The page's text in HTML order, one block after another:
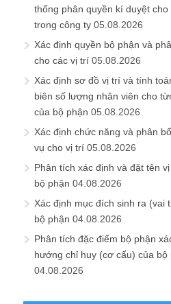
thống phân quyền kí duyệt cho
trong công ty 05.08.2026
Xác định quyền bộ phận và
cho các vị trí 05.08.2026
Xác định sơ đồ vị trí và tính
biên số lượng nhân viên cho
của bộ phận 05.08.2026
Xác định chức năng và phân
vụ cho vị trí 05.08.2026
Phân tích xác định và đặt tên
bộ phận 04.08.2026
Xác định mục đích sinh ra (vai
bộ phận 04.08.2026
Phân tích đặc điểm bộ phận
hướng chỉ huy (cơ cấu) của bộ
04.08.2026